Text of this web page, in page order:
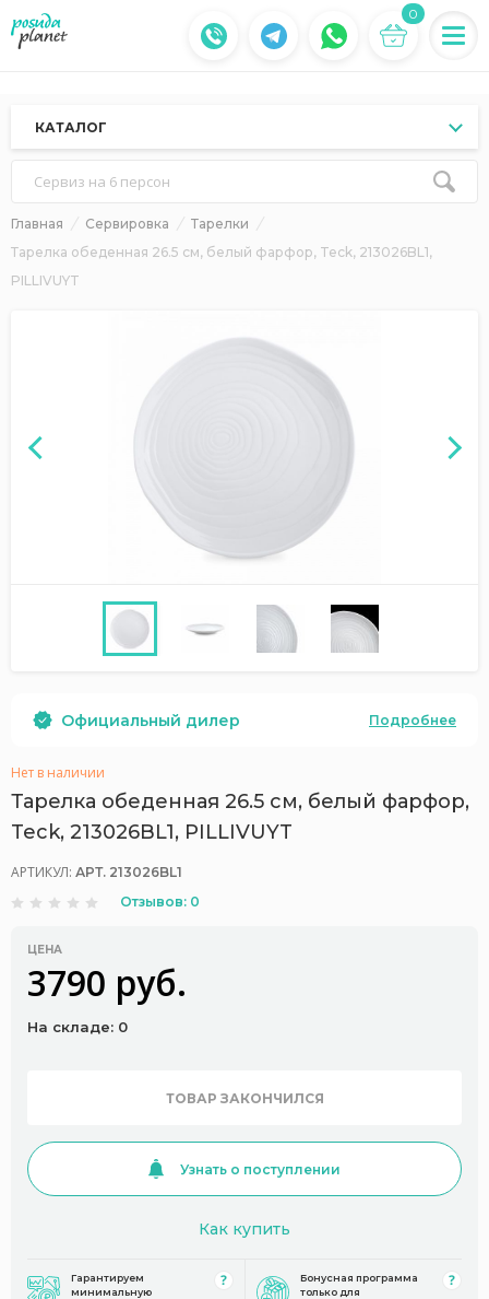
0
КАТАЛОГ
Сервиз на 6 персон
Главная Сервировка
Тарелки
Тарелка обеденная 26.5 см, белый фарфор, Teck, 213026BL1,
PILLIVUYT
Официальный дилер Подробнее
Нет в наличии
Тарелка обеденная 26.5 см, белый фарфор,
Teck, 213026BL1, PILLIVUYT
АРТИКУЛ: АРТ. 213026BL1
Отзывов: 0
ЦЕНА
3790 руб.
На складе: 0
ТОВАР ЗАКОНЧИЛСЯ
Узнать о поступлении
Как купить
Гарантируем
минимальную
Бонусная программа
только для